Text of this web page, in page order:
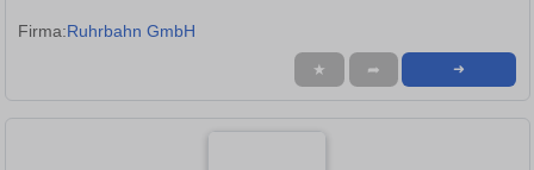
Firma:Ruhrbahn GmbH
★ ➦ ➜